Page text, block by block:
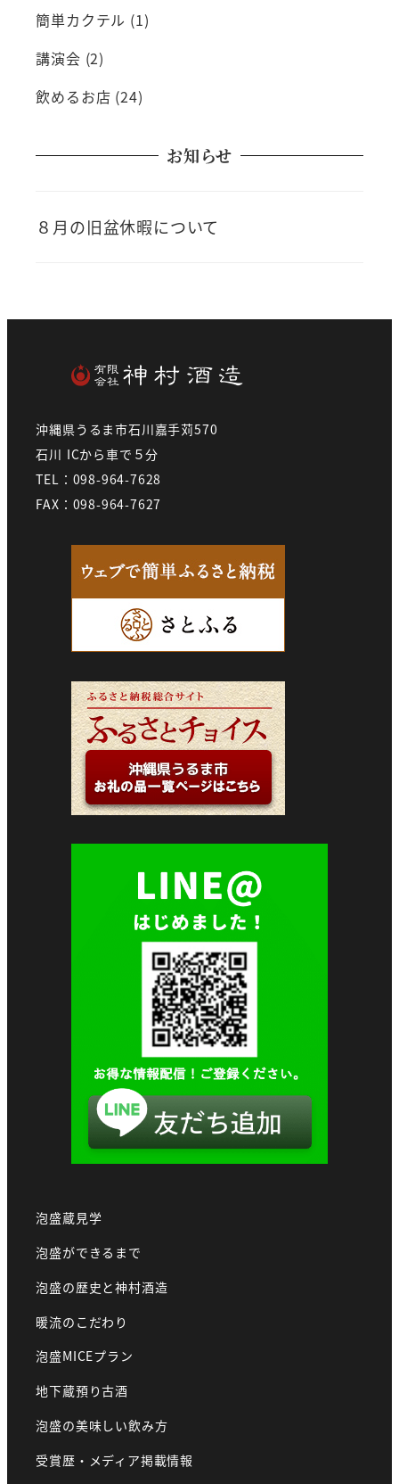
簡単カクテル (1)
講演会 (2)
飲めるお店 (24)
お知らせ
８月の旧盆休暇について
沖縄県うるま市石川嘉手苅570
石川 ICから車で５分
TEL：098-964-7628
FAX：098-964-7627
泡盛蔵見学
泡盛ができるまで
泡盛の歴史と神村酒造
暖流のこだわり
泡盛MICEプラン
地下蔵預り古酒
泡盛の美味しい飲み方
受賞歴・メディア掲載情報